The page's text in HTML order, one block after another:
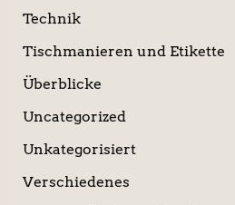
Technik
Tischmanieren und Etikette
Überblicke
Uncategorized
Unkategorisiert
Verschiedenes